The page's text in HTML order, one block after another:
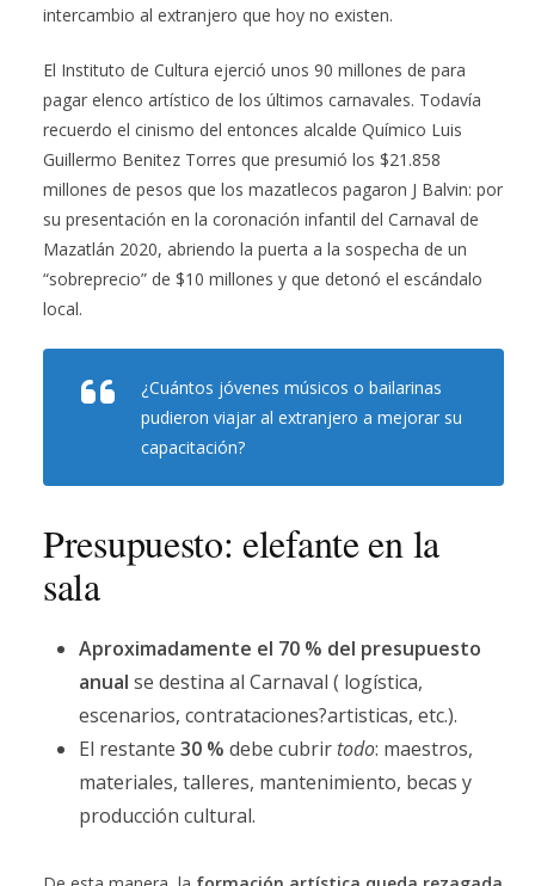
intercambio al extranjero que hoy no existen.
El Instituto de Cultura ejerció unos 90 millones de para
pagar elenco artístico de los últimos carnavales. Todavía
recuerdo el cinismo del entonces alcalde Químico Luis
Guillermo Benitez Torres que presumió los $21.858
millones de pesos que los mazatlecos pagaron J Balvin: por
su presentación en la coronación infantil del Carnaval de
Mazatlán 2020, abriendo la puerta a la sospecha de un
“sobreprecio” de $10 millones y que detonó el escándalo
local.
¿Cuántos jóvenes músicos o bailarinas
pudieron viajar al extranjero a mejorar su
capacitación?
Presupuesto: elefante en la
sala
Aproximadamente el 70 % del presupuesto
anual se destina al Carnaval ( logística,
escenarios, contrataciones?artisticas, etc.).
El restante 30 % debe cubrir todo: maestros,
materiales, talleres, mantenimiento, becas y
producción cultural.